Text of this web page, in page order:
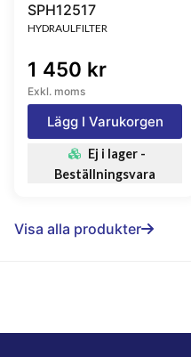
SPH12517
HYDRAULFILTER
1 450 kr
Exkl. moms
Lägg I Varukorgen
Ej i lager -
Beställningsvara
Visa alla produkter